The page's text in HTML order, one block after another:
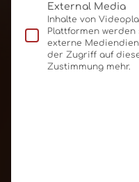
External Media
Inhalte von
Plattformen
externe
der Zugriff auf
Zustimmung mehr.